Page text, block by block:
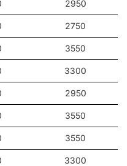
LED
2950
2750
3550
3300
2950
3550
3550
3300